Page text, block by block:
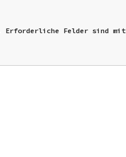
Erforderliche Felder sind mit